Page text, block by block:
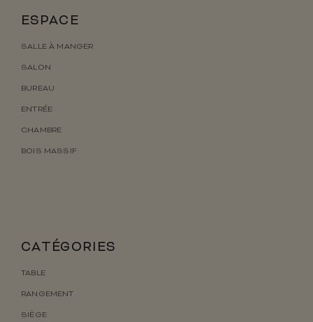
ESPACE
SALLE À MANGER
SALON
BUREAU
ENTRÉE
CHAMBRE
BOIS MASSIF
CATÉGORIES
TABLE
RANGEMENT
SIÈGE